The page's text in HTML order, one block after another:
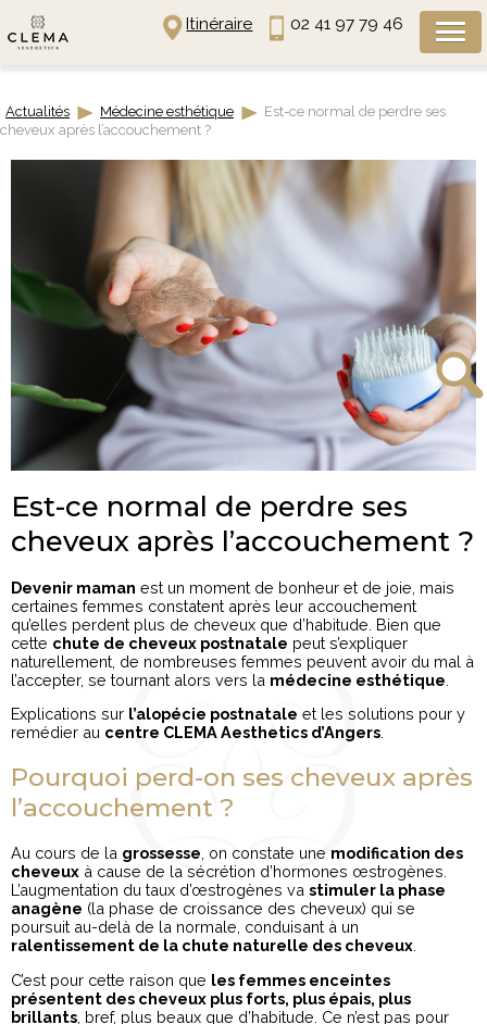
02 41 97 79 46
Itinéraire
Actualités Médecine esthétique
Est-ce normal de perdre ses
cheveux après l’accouchement ?
Est-ce normal de perdre ses
cheveux après l’accouchement ?
Devenir maman est un moment de bonheur et de joie, mais
certaines femmes constatent après leur accouchement
qu’elles perdent plus de cheveux que d’habitude. Bien que
cette chute de cheveux postnatale peut s’expliquer
naturellement, de nombreuses femmes peuvent avoir du mal à
l’accepter, se tournant alors vers la médecine esthétique
Explications sur l’alopécie postnatale et les solutions pour y
remédier au centre CLEMA Aesthetics d’Angers
Pourquoi perd-on ses cheveux après
l’accouchement ?
Au cours de la grossesse , on constate une modification des
cheveux à cause de la sécrétion d’hormones œstrogènes.
L’augmentation du taux d’œstrogènes va stimuler la phase
anagène (la phase de croissance des cheveux) qui se
poursuit au-delà de la normale, conduisant à un
ralentissement de la chute naturelle des cheveux
C’est pour cette raison que les femmes enceintes
présentent des cheveux plus forts, plus épais, plus
brillants , bref, plus beaux que d’habitude. Ce n’est pas pour